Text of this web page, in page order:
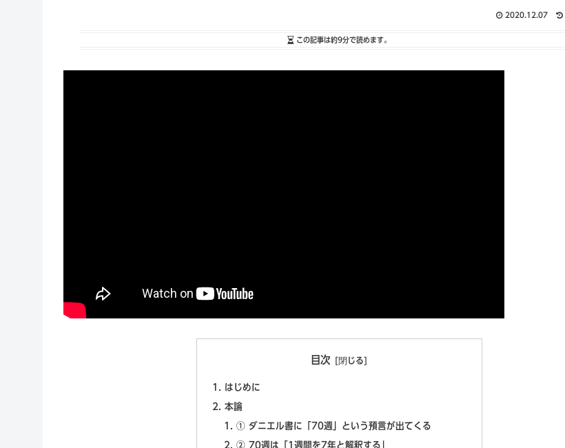
2020.12.07
この記事は約9分で読めます。
目次
はじめに
本論
① ダニエル書に「70週」という預言が出てくる
② 70週は「1週間を7年と解釈する」